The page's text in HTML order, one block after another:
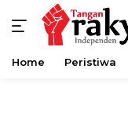
Langsung
Home Peristiwa